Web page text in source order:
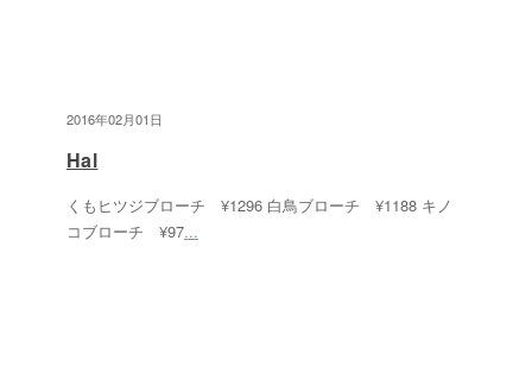
2016年02月01日
Hal
くもヒツジブローチ ¥1296 白鳥ブローチ ¥1188 キノ
コブローチ ¥97...